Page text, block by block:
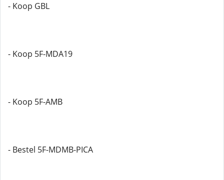
- Koop GBL
- Koop 5F-MDA19
- Koop 5F-AMB
- Bestel 5F-MDMB-PICA